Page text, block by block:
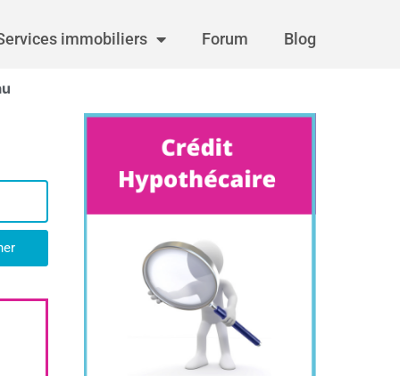
immobiliers Forum Blog